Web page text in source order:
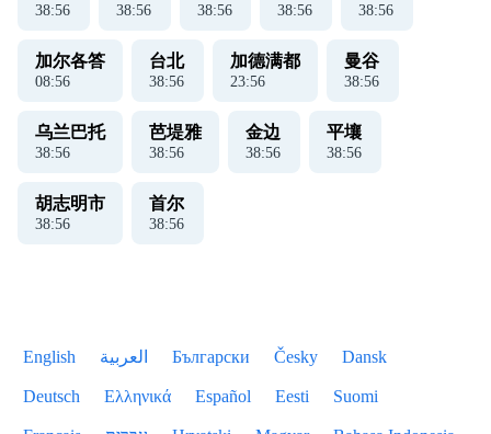
38:57 38:57 38:57 38:57 38:57
加尔各答
08:57
台北
38:57
加德满都
23:57
曼谷
38:57
乌兰巴托
38:57
芭堤雅
38:57
金边
38:57
平壤
38:57
胡志明市
38:57
首尔
38:57
English العربية Български Česky Dansk
Deutsch Ελληνικά Español Eesti Suomi